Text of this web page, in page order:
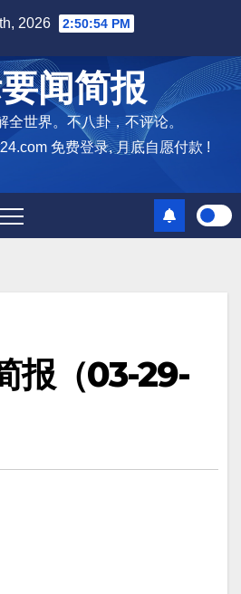
2026 2:50:55 PM
闻简报
全世界。不八卦，不评论。
免费登录, 月底自愿付款 !
报（03-29-